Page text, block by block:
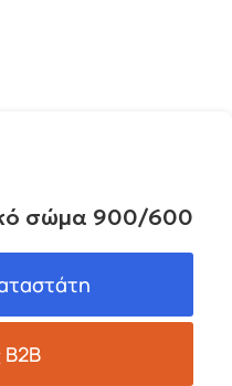
σώμα 900/600
B2B